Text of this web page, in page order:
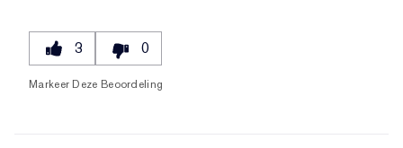
3 0
Markeer Deze Beoordeling